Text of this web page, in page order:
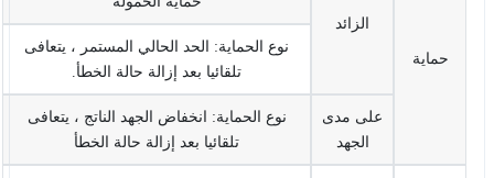
حماية
الزائد
نوع الحماية: الحد الحالي المستمر ، يتعافى
تلقائيا بعد إزالة حالة الخطأ.
على مدى
الجهد
نوع الحماية: انخفاض الجهد الناتج ، يتعافى
تلقائيا بعد إزالة حالة الخطأ